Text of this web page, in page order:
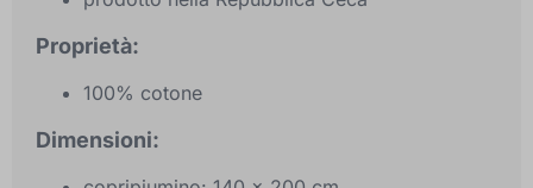
Proprietà:
100% cotone
Dimensioni: